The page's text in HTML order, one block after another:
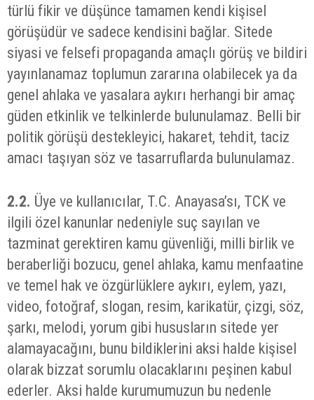
türlü fikir ve düşünce tamamen kendi kişisel
görüşüdür ve sadece kendisini bağlar. Sitede
siyasi ve felsefi propaganda amaçlı görüş ve bildiri
yayınlanamaz toplumun zararına olabilecek ya da
genel ahlaka ve yasalara aykırı herhangi bir amaç
güden etkinlik ve telkinlerde bulunulamaz. Belli bir
politik görüşü destekleyici, hakaret, tehdit, taciz
amacı taşıyan söz ve tasarruflarda bulunulamaz.
2.2. Üye ve kullanıcılar, T.C. Anayasa’sı, TCK ve
ilgili özel kanunlar nedeniyle suç sayılan ve
tazminat gerektiren kamu güvenliği, milli birlik ve
beraberliği bozucu, genel ahlaka, kamu menfaatine
ve temel hak ve özgürlüklere aykırı, eylem, yazı,
video, fotoğraf, slogan, resim, karikatür, çizgi, söz,
şarkı, melodi, yorum gibi hususların sitede yer
alamayacağını, bunu bildiklerini aksi halde kişisel
olarak bizzat sorumlu olacaklarını peşinen kabul
ederler. Aksi halde kurumumuzun bu nedenle